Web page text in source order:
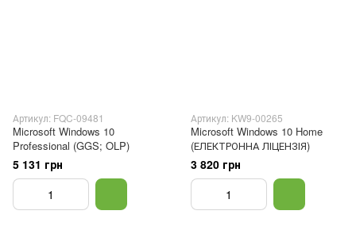
Артикул: FQC-09481
Microsoft Windows 10
Professional (GGS; OLP)
5 131 грн
Артикул: KW9-00265
Microsoft Windows 10 Home
(ЕЛЕКТРОННА ЛІЦЕНЗІЯ)
3 820 грн